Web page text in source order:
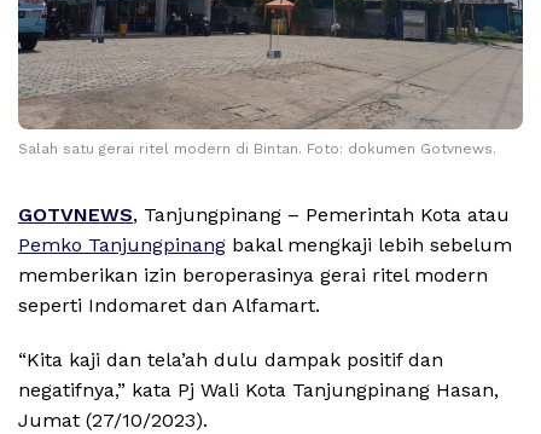
Salah satu gerai ritel modern di Bintan. Foto: dokumen Gotvnews.
GOTVNEWS, Tanjungpinang – Pemerintah Kota atau
Pemko Tanjungpinang bakal mengkaji lebih sebelum
memberikan izin beroperasinya gerai ritel modern
seperti Indomaret dan Alfamart.
“Kita kaji dan tela’ah dulu dampak positif dan
negatifnya,” kata Pj Wali Kota Tanjungpinang Hasan,
Jumat (27/10/2023).